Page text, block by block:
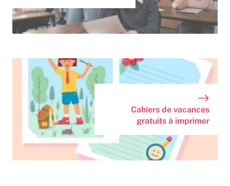
Cahiers de vacances
gratuits à imprimer